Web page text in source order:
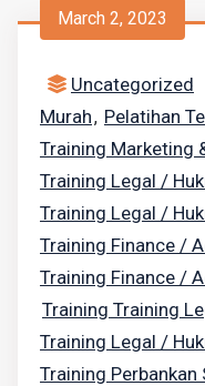
March 2, 2023
Uncategorized
Murah, Pelatihan
Training Marketing
Training Legal /
Training Legal /
Training Finance /
Training Finance /
Training Training
Training Legal /
Training Perbankan